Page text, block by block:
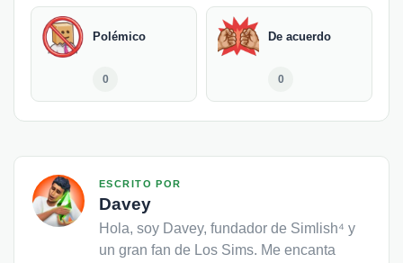
Polémico
0
De acuerdo
0
ESCRITO POR
Davey
Hola, soy Davey, fundador de Simlish⁴ y
un gran fan de Los Sims. Me encanta